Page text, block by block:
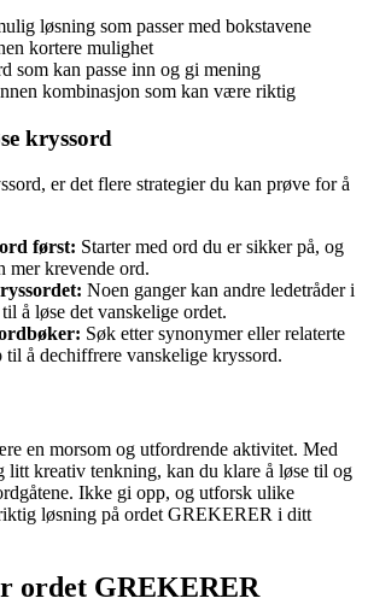
løsning som passer med bokstavene
kortere mulighet
som kan passe inn og gi mening
kombinasjon som kan være riktig
kryssord
er det flere strategier du kan prøve for å
først: Starter med ord du er sikker på, og
mer krevende ord.
Noen ganger kan andre ledetråder i
å løse det vanskelige ordet.
Søk etter synonymer eller relaterte
å dechiffrere vanskelige kryssord.
en morsom og utfordrende aktivitet. Med
litt kreativ tenkning, kan du klare å løse til og
Ikke gi opp, og utforsk ulike
løsning på ordet GREKERER i ditt
ordet GREKERER